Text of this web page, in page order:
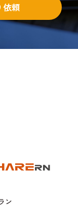
依頼
ン